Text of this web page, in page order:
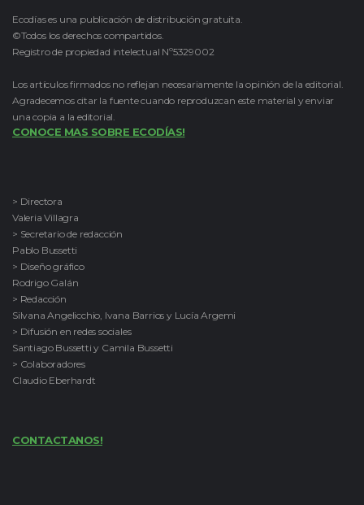
Ecodías es una publicación de distribución gratuita.
©Todos los derechos compartidos.
Registro de propiedad intelectual Nº5329002
Los artículos firmados no reflejan necesariamente la opinión de la editorial.
Agradecemos citar la fuente cuando reproduzcan este material y enviar
una copia a la editorial.
CONOCE MAS SOBRE ECODÍAS!
> Directora
Valeria Villagra
> Secretario de redacción
Pablo Bussetti
> Diseño gráfico
Rodrigo Galán
> Redacción
Silvana Angelicchio, Ivana Barrios y Lucía Argemi
> Difusión en redes sociales
Santiago Bussetti y Camila Bussetti
> Colaboradores
Claudio Eberhardt
CONTACTANOS!